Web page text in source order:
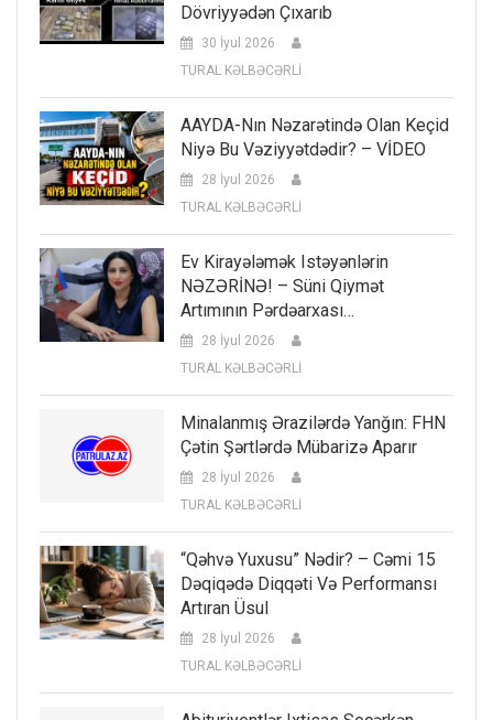
Dövriyyədən Çıxarıb
30 İyul 2026
TURAL KƏLBƏCƏRLİ
AAYDA-Nın Nəzarətində Olan Keçid
Niyə Bu Vəziyyətdədir? – VİDEO
28 İyul 2026
TURAL KƏLBƏCƏRLİ
Ev Kirayələmək Istəyənlərin
NƏZƏRİNƏ! – Süni Qiymət
Artımının Pərdəarxası…
28 İyul 2026
TURAL KƏLBƏCƏRLİ
Minalanmış Ərazilərdə Yanğın: FHN
Çətin Şərtlərdə Mübarizə Aparır
28 İyul 2026
TURAL KƏLBƏCƏRLİ
“Qəhvə Yuxusu” Nədir? – Cəmi 15
Dəqiqədə Diqqəti Və Performansı
Artıran Üsul
28 İyul 2026
TURAL KƏLBƏCƏRLİ